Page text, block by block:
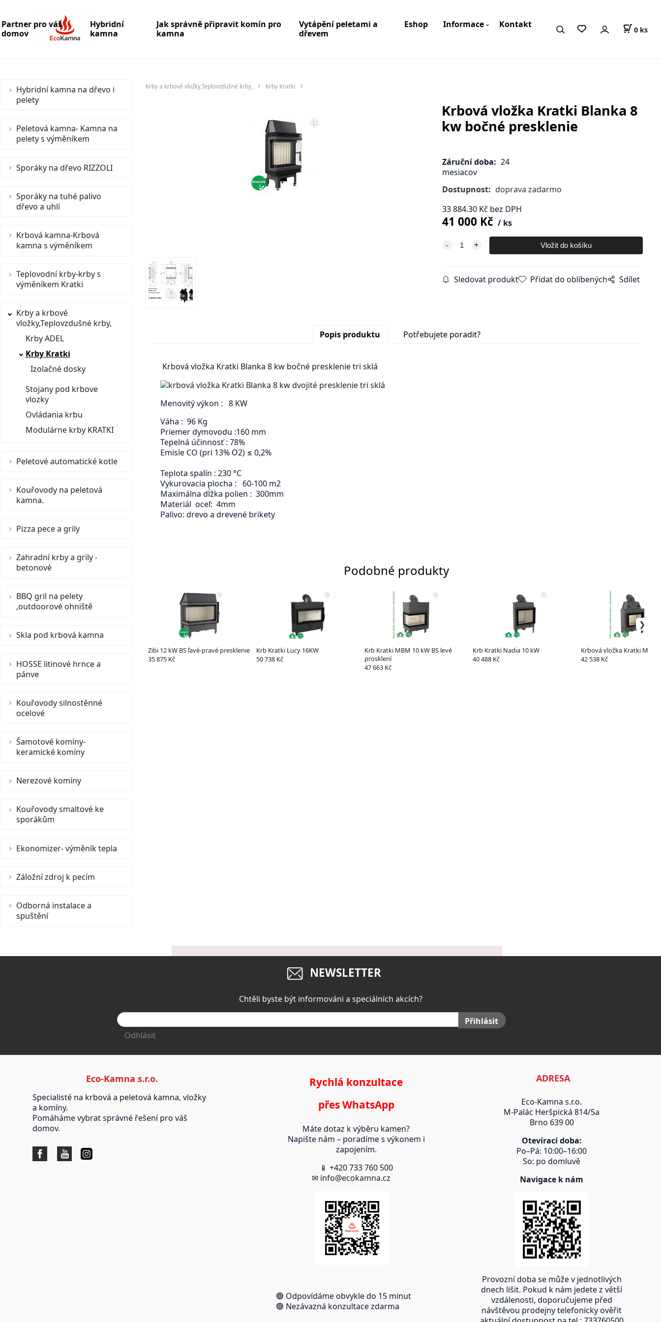
Partner pro váš
domov
Hybridní
kamna
Jak správně připravit komín pro
kamna
Vytápění peletami a
dřevem
Eshop Informace Kontakt 0 ks
Hybridní kamna na dřevo i
pelety
Peletová kamna- Kamna na
pelety s výměníkem
Sporáky na dřevo RIZZOLI
Sporáky na tuhé palivo
dřevo a uhlí
Krbová kamna-Krbová
kamna s výměníkem
Teplovodní krby-krby s
výměníkem Kratki
Krby a krbové
vložky,Teplovzdušné krby,
Krby ADEL
Krby Kratki
Izolačné dosky
Stojany pod krbove
vlozky
Ovládania krbu
Modulárne krby KRATKI
Peletové automatické kotle
Kouřovody na peletová
kamna.
Pizza pece a grily
Zahradní krby a grily -
betonové
BBQ gril na pelety
,outdoorové ohniště
Skla pod krbová kamna
HOSSE litinové hrnce a
pánve
Kouřovody silnostěnné
ocelové
Šamotové komíny-
keramické komíny
Nerezové komíny
Kouřovody smaltové ke
sporákům
Ekonomizer- výměník tepla
Záložní zdroj k pecím
Odborná instalace a
spuštění
Krby a krbové vložky,Teplovzdušné krby, Krby Kratki
Krbová vložka Kratki Blanka 8
kw bočné presklenie
Záruční doba: 24
mesiacov
Dostupnost: doprava zadarmo
33 884.30Kč bez DPH
41 000 Kč ks
Sledovat produkt Přidat do oblíbených Sdílet
Popis produktu Potřebujete poradit?
Krbová vložka Kratki Blanka 8 kw bočné presklenie tri sklá
Menovitý výkon : 8 KW
Váha : 96 Kg
Priemer dymovodu :160 mm
Tepelná účinnosť : 78%
Emisie CO (pri 13% O2) ≤ 0,2%
Teplota spalín : 230 °C
Vykurovacia plocha : 60-100 m2
Maximálna dĺžka polien : 300mm
Materiál oceľ: 4mm
Palivo: drevo a drevené brikety
Podobné produkty
Zibi 12 kW BS ľavé-pravé presklenie
35 875 Kč
Krb Kratki Lucy 16KW
50 738 Kč
Krb Kratki MBM 10 kW BS levé
prosklení
47 663 Kč
Krb Kratki Nadia 10 kW
40 488 Kč
Krbová vložka Kratki MBM
42 538 Kč
NEWSLETTER
Chtěli byste být informováni a speciálních akcích?
Přihlásit
Odhlásit
Eco-Kamna s.r.o.
Specialisté na krbová a peletová kamna, vložky
a komíny.
Pomáháme vybrat správné řešení pro váš
domov.
Rychlá konzultace
přes WhatsApp
Máte dotaz k výběru kamen?
Napište nám – poradíme s výkonem i
zapojením.
📱 +420 733 760 500
✉ info@ecokamna.cz
🟢 Odpovídáme obvykle do 15 minut
🟢 Nezávazná konzultace zdarma
ADRESA
Eco-Kamna s.r.o.
M-Palác Heršpická 814/5a
Brno 639 00
Otevírací doba:
Po–Pá: 10:00–16:00
So: po domluvě
Navigace k nám
Provozní doba se může v jednotlivých
dnech lišit. Pokud k nám jedete z větší
vzdálenosti, doporučujeme před
návštěvou prodejny telefonicky ověřit